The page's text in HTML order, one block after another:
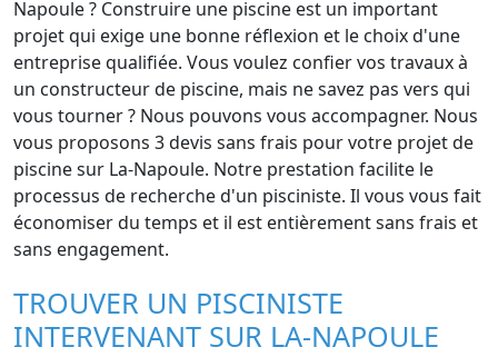
Napoule ? Construire une piscine est un important
projet qui exige une bonne réflexion et le choix d'une
entreprise qualifiée. Vous voulez confier vos travaux à
un constructeur de piscine, mais ne savez pas vers qui
vous tourner ? Nous pouvons vous accompagner. Nous
vous proposons 3 devis sans frais pour votre projet de
piscine sur La-Napoule. Notre prestation facilite le
processus de recherche d'un pisciniste. Il vous vous fait
économiser du temps et il est entièrement sans frais et
sans engagement.
TROUVER UN PISCINISTE
INTERVENANT SUR LA-NAPOULE